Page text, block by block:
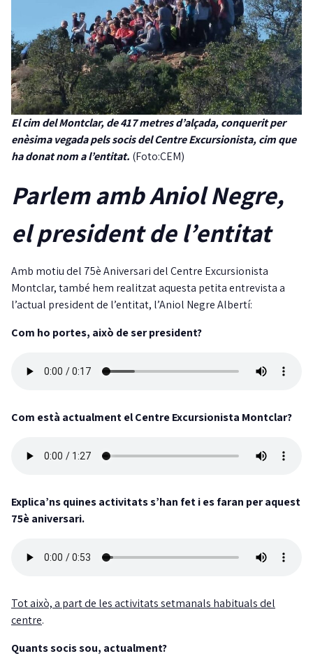
El cim del Montclar, de 417 metres d’alçada, conquerit per
enèsima vegada pels socis del Centre Excursionista, cim que
ha donat nom a l’entitat. (Foto:CEM)
Parlem amb Aniol Negre,
el president de l’entitat
Amb motiu del 75è Aniversari del Centre Excursionista
Montclar, també hem realitzat aquesta petita entrevista a
l’actual president de l’entitat, l’Aniol Negre Albertí:
Com ho portes, això de ser president?
Com està actualment el Centre Excursionista Montclar?
Explica’ns quines activitats s’han fet i es faran per aquest
75è aniversari.
Tot això, a part de les activitats setmanals habituals del
centre.
Quants socis sou, actualment?